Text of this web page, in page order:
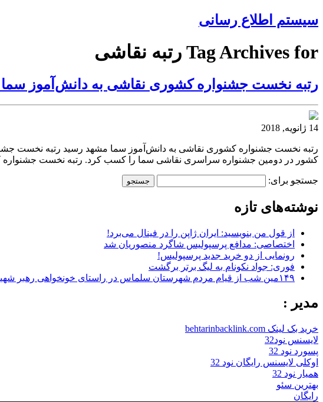
سیستم اطلاع رسانی
Tag Archives for رتبه نقاشی
رتبه نخست جشنواره کشوری نقاشی به دانش‌آموز
14 ژانویه, 2018
کشور در دومین جشنواره سراسری نقاشی سما را کسب کرد. رتبه نخست
جستجو برای:
نوشته‌های تازه
از قول من بنویسید: ایران ژاپن را در فینال می‌برد!
اختصاصی: مدافع پرسپولیس شاگرد منصوریان شد
رونمایی از دو خرید جدید پرسپولیس!
فوری: جواد نکونام به لیگ برتر برگشت
۱۴۹مین شب از قیام مردم شهرستان سلماس در راستای خونخواهی رهبر شهید + تصاویر
مدیر :
خرید بک لینک behtarinbacklink.com
لایسنس نود32
پسورد نود 32
اوکلی لایسنس رایگان نود 32
همیار نود 32
بهترین سئو
رایگان